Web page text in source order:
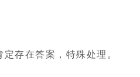
存在答案，特殊处理。